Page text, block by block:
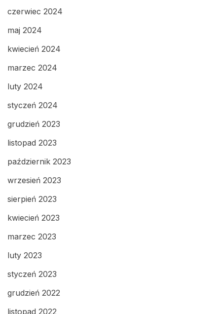
czerwiec 2024
maj 2024
kwiecień 2024
marzec 2024
luty 2024
styczeń 2024
grudzień 2023
listopad 2023
październik 2023
wrzesień 2023
sierpień 2023
kwiecień 2023
marzec 2023
luty 2023
styczeń 2023
grudzień 2022
listopad 2022